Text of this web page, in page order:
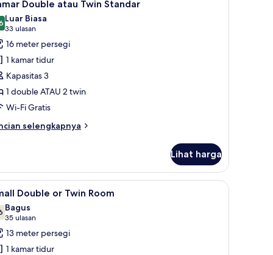
Double atau Twin Standar
dari 10
Luar Biasa
33 ulasan
(33
ulasan)
16 meter persegi
1 kamar tidur
Kapasitas 3
1 double ATAU 2 twin
Wi-Fi Gratis
selengkapnya
Lihat harga
Double, balkon | Minibar, brankas, meja kerja, dan ruang kerja ramah
Small Double or Twin Room | Minibar,
9 Double or Twin Room
dari 10
Bagus
35 ulasan
(35
ulasan)
13 meter persegi
1 kamar tidur